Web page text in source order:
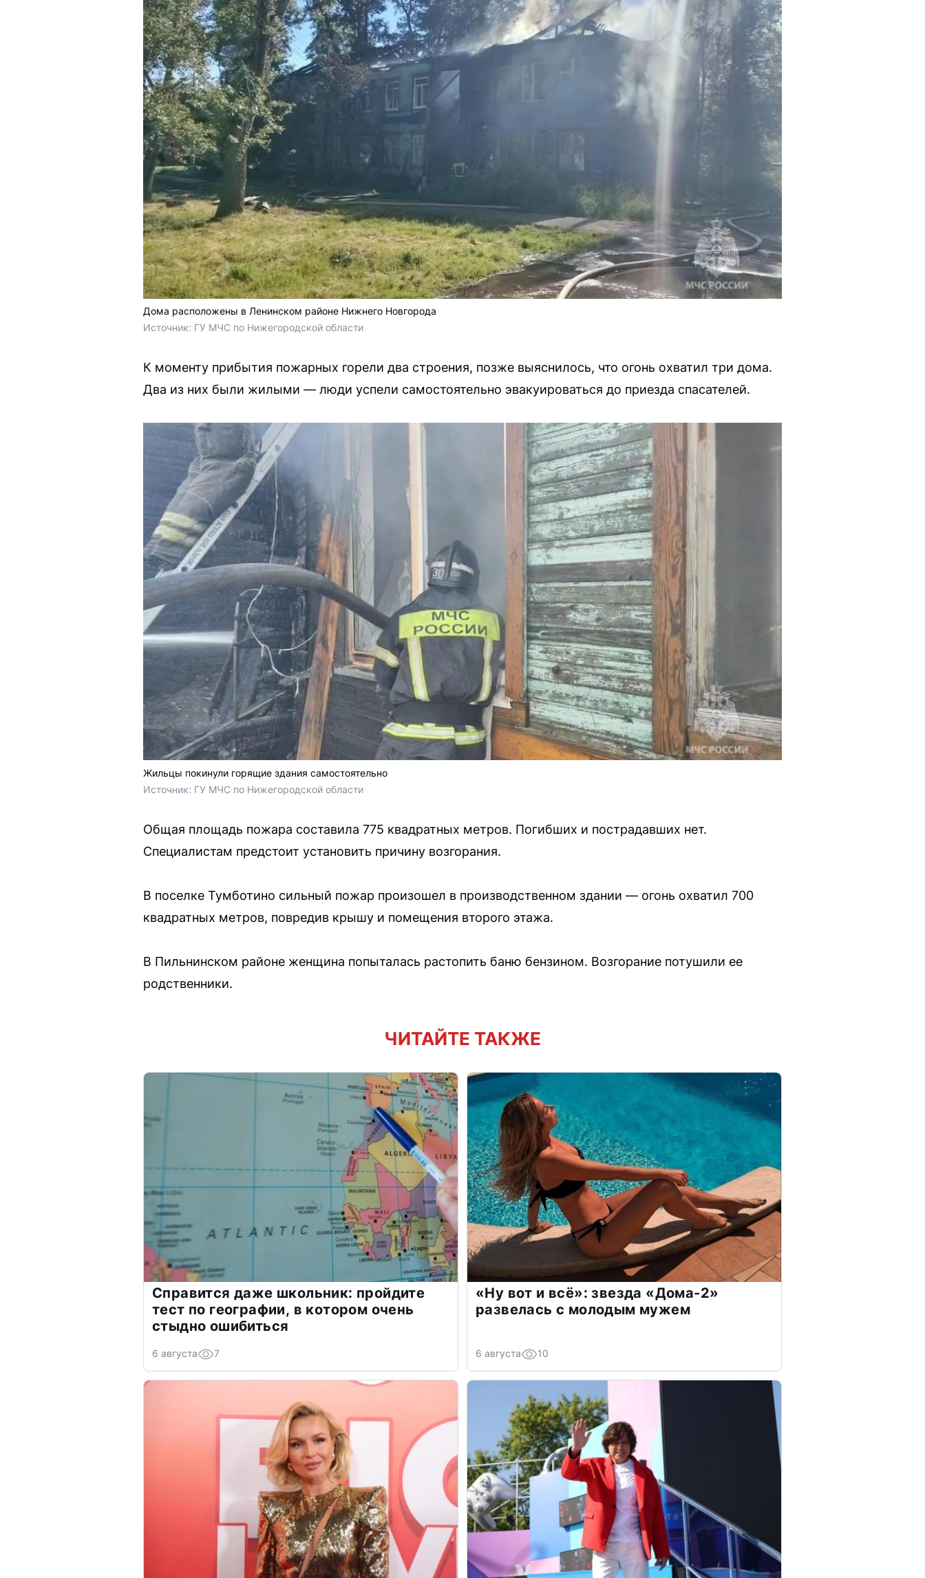
Дома расположены в Ленинском районе Нижнего Новгорода
Источник: ГУ МЧС по Нижегородской области
К моменту прибытия пожарных горели два строения, позже выяснилось, что огонь охватил три дома.
Два из них были жилыми — люди успели самостоятельно эвакуироваться до приезда спасателей.
Жильцы покинули горящие здания самостоятельно
Источник: ГУ МЧС по Нижегородской области
Общая площадь пожара составила 775 квадратных метров. Погибших и пострадавших нет.
Специалистам предстоит установить причину возгорания.
В поселке Тумботино сильный пожар произошел в производственном здании — огонь охватил 700
квадратных метров, повредив крышу и помещения второго этажа.
В Пильнинском районе женщина попыталась растопить баню бензином. Возгорание потушили ее
родственники.
ЧИТАЙТЕ ТАКЖЕ
Справится даже школьник: пройдите
тест по географии, в котором очень
стыдно ошибиться
6 августа 7
«Ну вот и всё»: звезда «Дома-2»
развелась с молодым мужем
6 августа 10